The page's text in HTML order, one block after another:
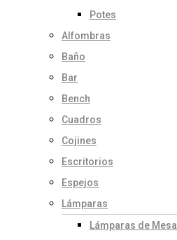
Potes
Alfombras
Baño
Bar
Bench
Cuadros
Cojines
Escritorios
Espejos
Lámparas
Lámparas de Mesa